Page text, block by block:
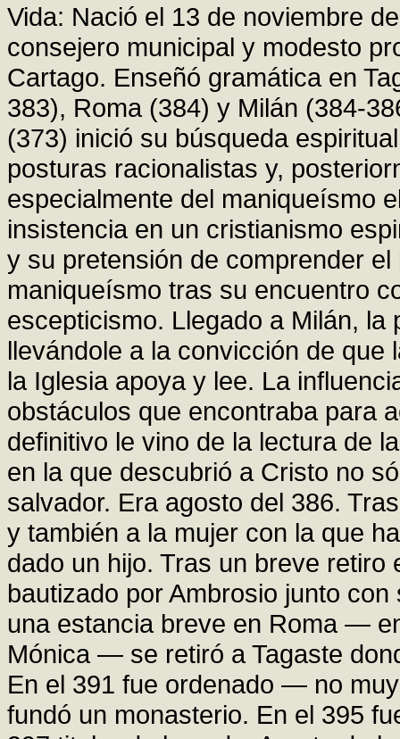
Vida: Nació el 13 de noviembre
consejero municipal y modesto
Cartago. Enseñó gramática en
383), Roma (384) y Milán (384-
(373) inició su búsqueda
posturas racionalistas y,
especialmente del maniqueísmo
insistencia en un cristianismo
y su pretensión de comprender
maniqueísmo tras su encuentro
escepticismo. Llegado a Milán,
llevándole a la convicción de que
la Iglesia apoya y lee. La
obstáculos que encontraba para
definitivo le vino de la lectura de
en la que descubrió a Cristo no
salvador. Era agosto del 386.
y también a la mujer con la que
dado un hijo. Tras un breve
bautizado por Ambrosio junto
una estancia breve en Roma —
Mónica — se retiró a Tagaste
En el 391 fue ordenado — no
fundó un monasterio. En el 395